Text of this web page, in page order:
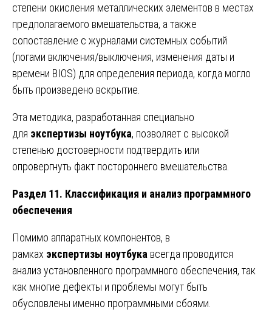
степени окисления металлических элементов в местах
предполагаемого вмешательства, а также
сопоставление с журналами системных событий
(логами включения/выключения, изменения даты и
времени BIOS) для определения периода, когда могло
быть произведено вскрытие.
Эта методика, разработанная специально
для экспертизы ноутбука, позволяет с высокой
степенью достоверности подтвердить или
опровергнуть факт постороннего вмешательства.
Раздел 11. Классификация и анализ программного
обеспечения
Помимо аппаратных компонентов, в
рамках экспертизы ноутбука всегда проводится
анализ установленного программного обеспечения, так
как многие дефекты и проблемы могут быть
обусловлены именно программными сбоями.